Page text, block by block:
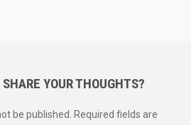
YOUR THOUGHTS?
be published. Required fields are